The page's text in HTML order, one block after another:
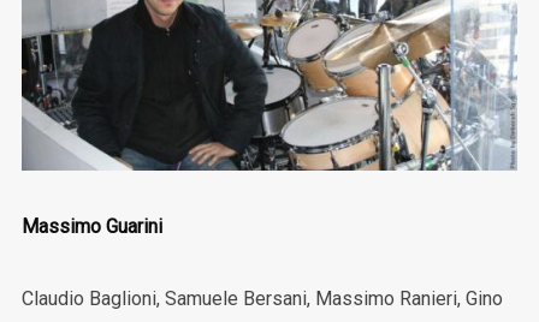
Massimo Guarini
Claudio Baglioni, Samuele Bersani, Massimo Ranieri, Gino